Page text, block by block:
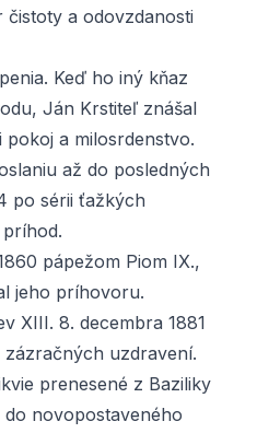
a odovzdanosti
Keď ho iný kňaz
Ján Krstiteľ znášal
a milosrdenstvo.
až do posledných
po sérii ťažkých
pápežom Piom IX.,
jeho príhovoru.
XIII. 8. decembra 1881
uzdravení.
prenesené z Baziliky
do novopostaveného